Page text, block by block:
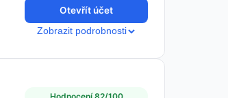
Otevřít účet
Zobrazit podrobnosti